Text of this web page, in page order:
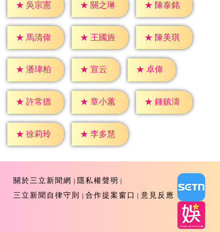
★ 吳宗憲 ★ 關之琳 ★ 陳泰銘
★ 馬清偉 ★ 王國旌 ★ 陳美琪
★ 潘瑋柏 ★ 宣云 ★ 卓偉
★ 許常德 ★ 章小蕙 ★ 鍾鎮濤
★ 徐莉玲 ★ 李多慧
關於三立新聞網
隱私權聲明
三立新聞自律守則
合作提案窗口 意見反應